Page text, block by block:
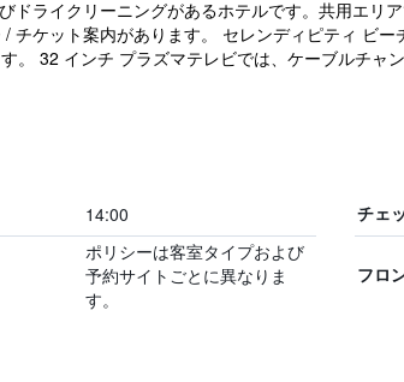
ドライクリーニングがあるホテルです。共用エリ
チケット案内があります。 セレンディピティ ビ
。 32 インチ プラズマテレビでは、ケーブルチャ
14:00 チェ
ポリシーは客室タイプおよび
予約サイトごとに異なりま
す。
フロ